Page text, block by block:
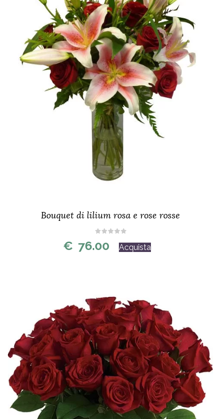
Bouquet di lilium rosa e rose rosse
€ 76.00 Acquista